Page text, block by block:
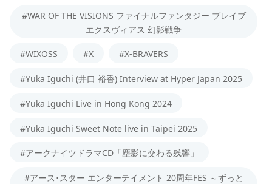
#WAR OF THE VISIONS ファイナルファンタジー ブレイブ
エクスヴィアス 幻影戦争
#WIXOSS #X #X-BRAVERS
#Yuka Iguchi (井口 裕香) Interview at Hyper Japan 2025
#Yuka Iguchi Live in Hong Kong 2024
#Yuka Iguchi Sweet Note live in Taipei 2025
#アークナイツドラマCD「塵影に交わる残響」
#アース･スター エンターテイメント 20周年FES ～ずっと